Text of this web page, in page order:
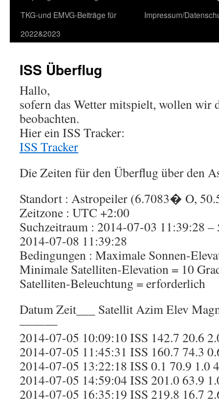
TKG-und EMVG-Beiträge für
2022&2023
Impressum/
ISS Überflug
Hallo,
sofern das Wetter mitspielt, wollen wir
beobachten.
Hier ein ISS Tracker:
ISS Tracker
Die Zeiten für den Überflug über den
Standort : Astropeiler (6.7083� O,
Zeitzone : UTC +2:00
Suchzeitraum : 2014-07-03 11:39:28 –
2014-07-08 11:39:28
Bedingungen : Maximale Sonnen-
Minimale Satelliten-Elevation = 10
Satelliten-Beleuchtung = erforderlich
Datum Zeit___ Satellit Azim Elev
———
2014-07-05 10:09:10 ISS 142.7 20.6
2014-07-05 11:45:31 ISS 160.7 74.3
2014-07-05 13:22:18 ISS 0.1 70.9 1.0
2014-07-05 14:59:04 ISS 201.0 63.9
2014-07-05 16:35:19 ISS 219.8 16.7